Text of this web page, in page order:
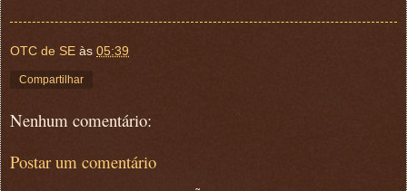
OTC de SE às 05:39
Compartilhar
Nenhum comentário:
Postar um comentário